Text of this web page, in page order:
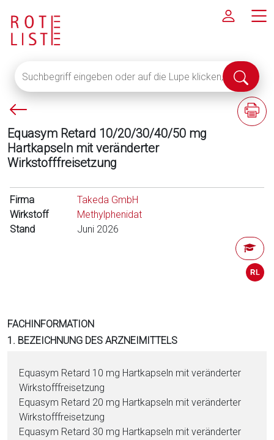
eingeben
oder
auf
die
Lupe
klicken,
um
alle
Fachinformationen
anzuzeigen
Suche
P
e
i
l
i
n
k
Equasym Retard 10/20/30/40/50 mg
Hartkapseln mit veränderter
Wirkstofffreisetzung
F
a
m
a
t
i
Firma
Takeda GmbH
Wirkstoff
Methylphenidat
Stand
Juni 2026
FACHINFORMATION
1. BEZEICHNUNG DES ARZNEIMITTELS
Equasym Retard 10 mg Hartkapseln mit veränderter
Wirk­stoff­frei­set­zung
Equasym Retard 20 mg Hartkapseln mit veränderter
Wirk­stoff­frei­set­zung
Equasym Retard 30 mg Hartkapseln mit veränderter